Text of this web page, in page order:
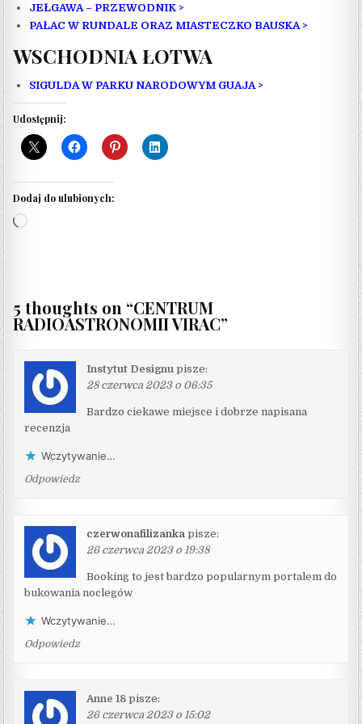
JEŁGAWA – PRZEWODNIK >
PAŁAC W RUNDALE ORAZ MIASTECZKO BAUSKA >
WSCHODNIA ŁOTWA
SIGULDA W PARKU NARODOWYM GUAJA >
Udostępnij:
Dodaj do ulubionych:
Wczytywanie…
5 thoughts on “CENTRUM
RADIOASTRONOMII VIRAC”
Instytut Designu pisze:
28 czerwca 2023 o 06:35
Bardzo ciekawe miejsce i dobrze napisana
recenzja
Wczytywanie…
Odpowiedz
czerwonafilizanka pisze:
26 czerwca 2023 o 19:38
Booking to jest bardzo popularnym portalem do
bukowania noclegów
Wczytywanie…
Odpowiedz
Anne 18 pisze:
26 czerwca 2023 o 15:02